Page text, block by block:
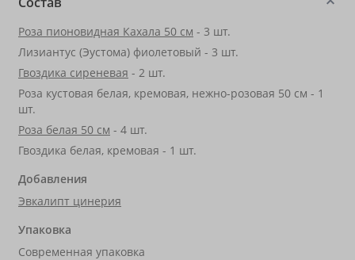
Роза пионовидная Кахала 50 см - 3 шт.
Лизиантус (Эустома) фиолетовый - 3 шт.
Гвоздика сиреневая - 2 шт.
Роза кустовая белая, кремовая, нежно-розовая 50 см - 1
шт.
Роза белая 50 см - 4 шт.
Гвоздика белая, кремовая - 1 шт.
Добавления
Эвкалипт цинерия
Упаковка
Современная упаковка